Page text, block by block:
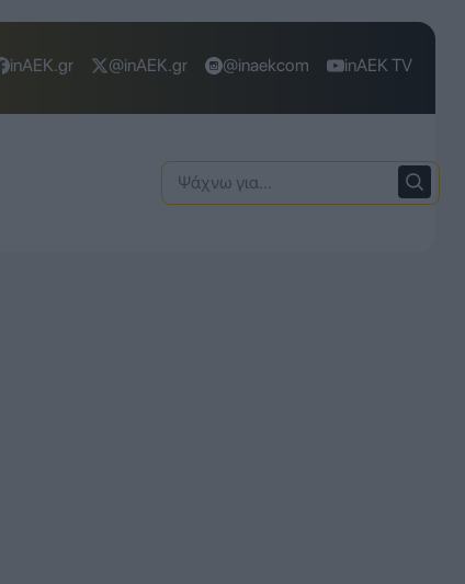
inAEK.gr @inAEK.gr @inaekcom inAEK TV